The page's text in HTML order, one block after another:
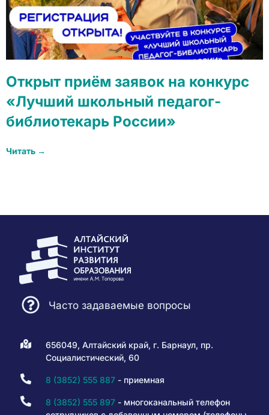
Открыт приём заявок на конкурс
«Лучший школьный педагог-
библиотекарь России»
Читать →
Часто задаваемые вопросы
656049, Алтайский край, г. Барнаул, пр.
Социалистический, 60
8 (3852) 555 887- приемная
8 (3852) 555 897- многоканальный телефон